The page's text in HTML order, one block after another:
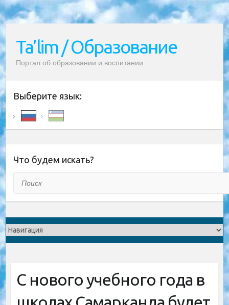
Ta’lim / Образование
Портал об образовании и воспитании
Выберите язык:
Что будем искать?
С нового учебного года в